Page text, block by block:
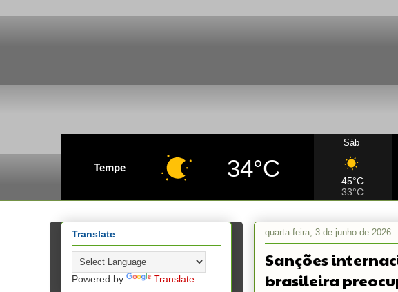
Tempe 34°C
Sáb
45°C
33°C
quarta-feira, 3 de junho de 2026
Sanções
brasileira
Translate
Powered by Translate